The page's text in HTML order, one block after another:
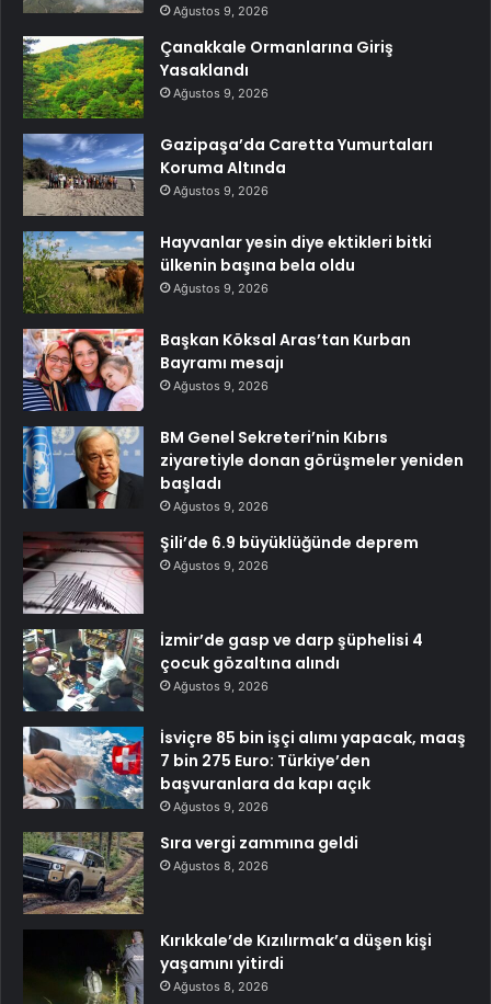
Ağustos 9, 2026
Çanakkale Ormanlarına Giriş
Yasaklandı
Ağustos 9, 2026
Gazipaşa’da Caretta Yumurtaları
Koruma Altında
Ağustos 9, 2026
Hayvanlar yesin diye ektikleri bitki
ülkenin başına bela oldu
Ağustos 9, 2026
Başkan Köksal Aras’tan Kurban
Bayramı mesajı
Ağustos 9, 2026
BM Genel Sekreteri’nin Kıbrıs
ziyaretiyle donan görüşmeler yeniden
başladı
Ağustos 9, 2026
Şili’de 6.9 büyüklüğünde deprem
Ağustos 9, 2026
İzmir’de gasp ve darp şüphelisi 4
çocuk gözaltına alındı
Ağustos 9, 2026
İsviçre 85 bin işçi alımı yapacak, maaş
7 bin 275 Euro: Türkiye’den
başvuranlara da kapı açık
Ağustos 9, 2026
Sıra vergi zammına geldi
Ağustos 8, 2026
Kırıkkale’de Kızılırmak’a düşen kişi
yaşamını yitirdi
Ağustos 8, 2026